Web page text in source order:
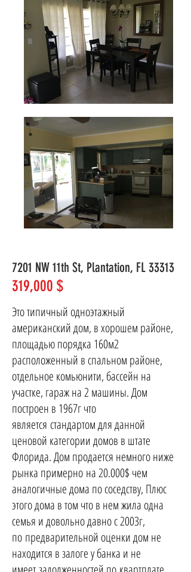
7201 NW 11th St, Plantation, FL 33313
319,000 $
Это типичный одноэтажный
американский дом, в хорошем районе,
площадью порядка 160м2
расположенный в спальном районе,
отдельное комьюнити, бассейн на
участке, гараж на 2 машины. Дом
построен в 1967г что
является стандартом для данной
ценовой категории домов в штате
Флорида. Дом продается немного ниже
рынка примерно на 20.000$ чем
аналогичные дома по соседству, Плюс
этого дома в том что в нем жила одна
семья и довольно давно с 2003г,
по предварительной оценки дом не
находится в залоге у банка и не